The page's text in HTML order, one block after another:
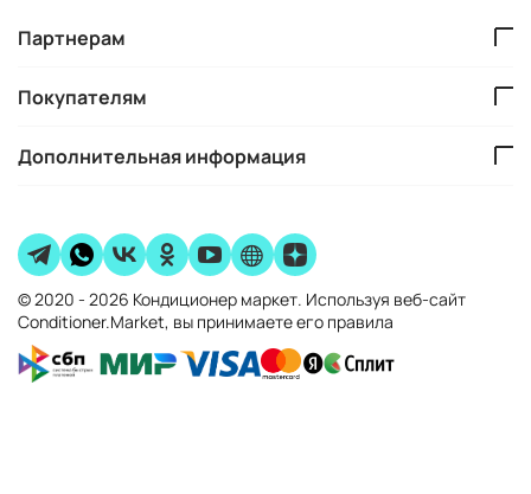
Партнерам
Покупателям
Дополнительная информация
© 2020 - 2026 Кондиционер маркет. Используя веб-сайт
Conditioner.Market, вы принимаете его правила